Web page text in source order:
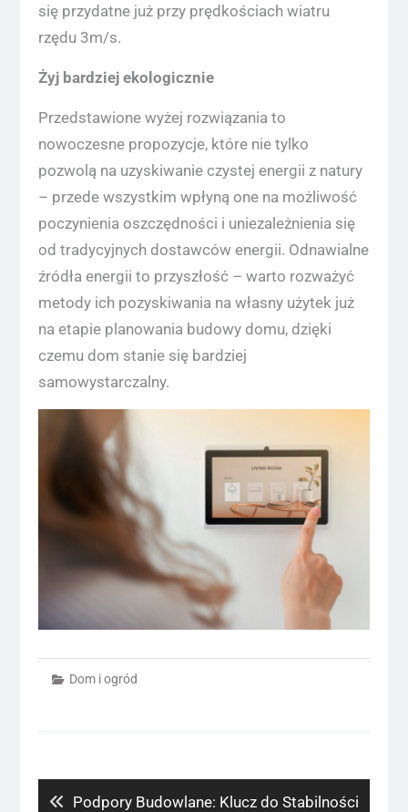
się przydatne już przy prędkościach wiatru
rzędu 3m/s.
Żyj bardziej ekologicznie
Przedstawione wyżej rozwiązania to
nowoczesne propozycje, które nie tylko
pozwolą na uzyskiwanie czystej energii z natury
– przede wszystkim wpłyną one na możliwość
poczynienia oszczędności i uniezależnienia się
od tradycyjnych dostawców energii. Odnawialne
źródła energii to przyszłość – warto rozważyć
metody ich pozyskiwania na własny użytek już
na etapie planowania budowy domu, dzięki
czemu dom stanie się bardziej
samowystarczalny.
Dom i ogród
Previous
Podpory Budowlane: Klucz do Stabilności